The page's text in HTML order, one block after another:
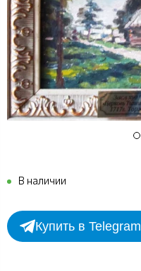
В наличии
Купить в Telegram